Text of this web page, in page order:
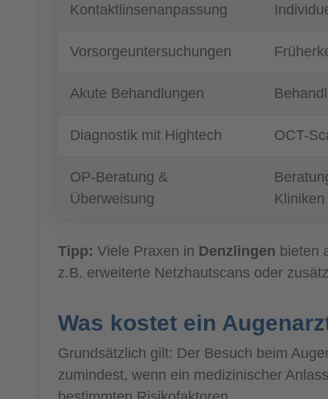
Kontaktlinsenanpassung
Vorsorgeuntersuchungen
Akute Behandlungen
Diagnostik mit Hightech OCT-
OP-Beratung &
Überweisung
Kliniken
Tipp: Viele Praxen in Denzlingen bieten
z.B. erweiterte Netzhautscans oder
Was kostet ein
Grundsätzlich gilt: Der Besuch beim
zumindest, wenn ein medizinischer